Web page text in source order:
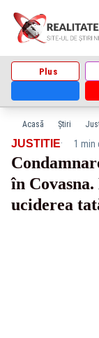
Plus
Acasă Știri
JUSTITIE· 1 min
în
uciderea